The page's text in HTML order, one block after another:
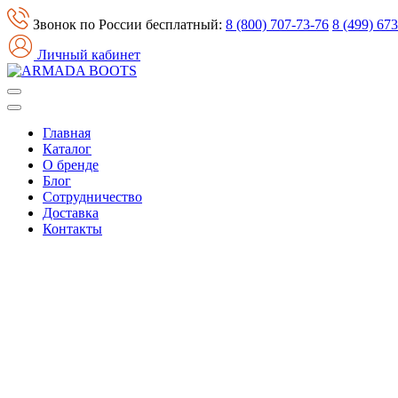
Звонок по России бесплатный: 8 (800) 707-73-76 8 (499)
Личный кабинет
Главная
Каталог
О бренде
Блог
Сотрудничество
Доставка
Контакты